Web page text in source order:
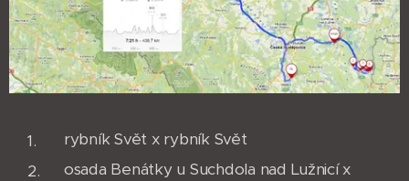
rybník Svět x rybník Svět
osada Benátky u Suchdola nad Lužnicí x